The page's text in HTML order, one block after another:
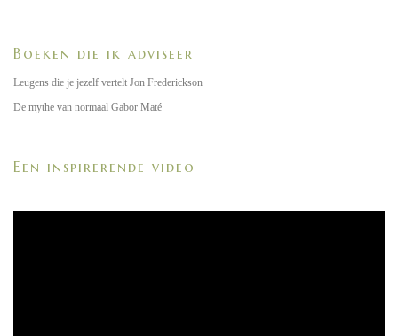
Boeken die ik adviseer
Leugens die je jezelf vertelt Jon Frederickson
De mythe van normaal Gabor Maté
Een inspirerende video